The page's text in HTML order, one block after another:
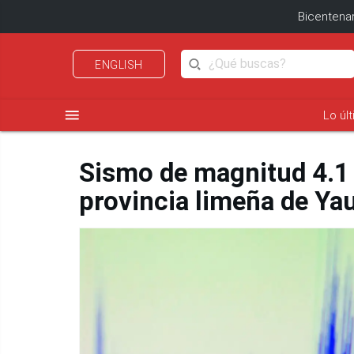
ENGLISH
menu Lo
Sismo de magnitud
provincia limeña de